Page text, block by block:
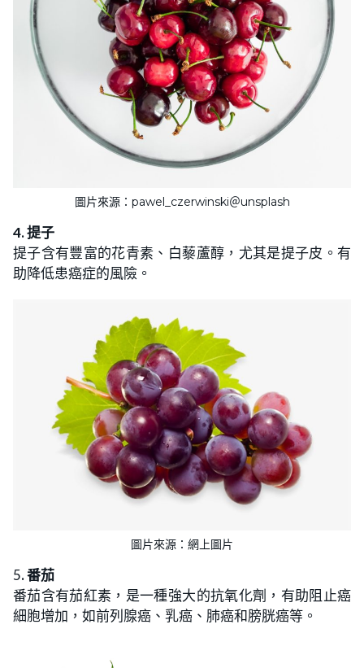
圖片來源：pawel_czerwinski＠unsplash
4. 提子
提子含有豐富的花青素、白藜蘆醇，尤其是提子皮。有
助降低患癌症的風險。
圖片來源：網上圖片
5. 番茄
番茄含有茄紅素，是一種強大的抗氧化劑，有助阻止癌
細胞增加，如前列腺癌、乳癌、肺癌和膀胱癌等。